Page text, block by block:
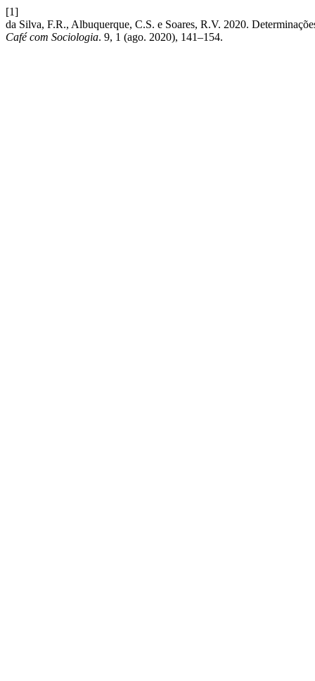
[1]
da Silva, F.R., Albuquerque, C.S. e Soares, R.V. 2020.
Café com Sociologia. 9, 1 (ago. 2020), 141–154.